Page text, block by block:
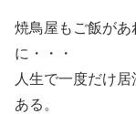
焼鳥屋もご飯が
に・・・
人生で一度だけ
ある。